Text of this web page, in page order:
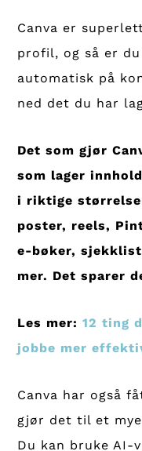
Canva er
profil, og så er
automatisk på
ned det du har
Det som gjør
som lager
i riktige
poster, reels,
e-bøker,
mer. Det sparer
Les mer:12 ting
jobbe mer
Canva har også
gjør det til et
Du kan bruke AI-